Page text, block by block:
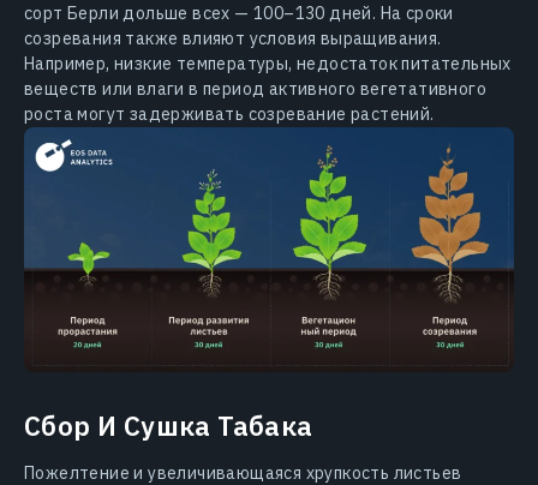
сорт Берли дольше всех — 100–130 дней. На сроки
созревания также влияют условия выращивания.
Например, низкие температуры, недостаток питательных
веществ или влаги в период активного вегетативного
роста могут задерживать созревание растений.
Сбор И Сушка Табака
Пожелтение и увеличивающаяся хрупкость листьев